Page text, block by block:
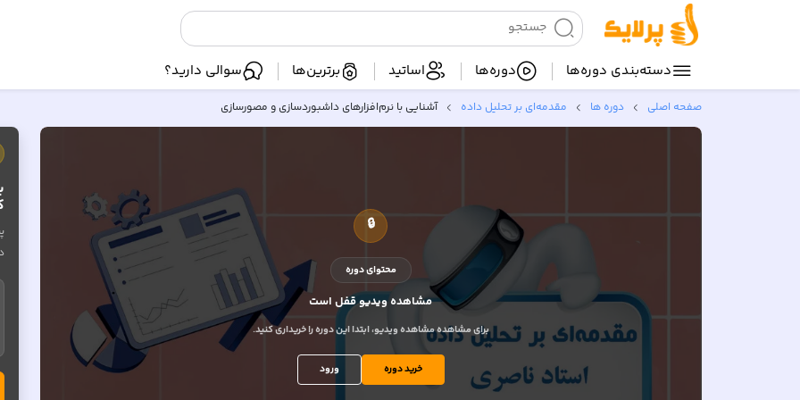
دسته‌بندی‌ دوره‌ها دوره‌ها اساتید برترین‌ها سوالی دارید؟
صفحه اصلی دوره ها مقدمه‌ای بر تحلیل داده آشنایی با نرم‌افزارهای داشبوردسازی و مصورسازی
🔒
محتوای دوره
مشاهده ویدیوقفل است
برای مشاهده مشاهده ویدیو، ابتدا این دوره را خریداری کنید.
خرید دوره ورود